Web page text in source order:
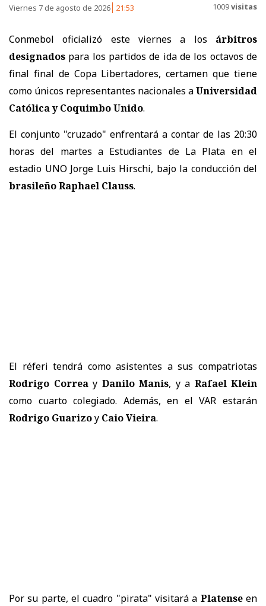
Viernes 7 de agosto de 2026 21:53 1009visitas
Conmebol oficializó este viernes a los árbitros
designados para los partidos de ida de los octavos de
final final de Copa Libertadores, certamen que tiene
como únicos representantes nacionales aUniversidad
Católica y Coquimbo Unido.
El conjunto "cruzado" enfrentará a contar de las 20:30
horas del martes a Estudiantes de La Plata en el
estadio UNO Jorge Luis Hirschi, bajo la conducción del
brasileño Raphael Clauss.
El réferi tendrá como asistentes a sus compatriotas
Rodrigo Correay Danilo Manis, y a Rafael Klein
como cuarto colegiado. Además, en el VAR estarán
Rodrigo Guarizoy Caio Vieira.
Por su parte, el cuadro "pirata" visitará a Platenseen